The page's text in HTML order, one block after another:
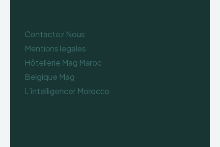
Contactez Nous
Mentions legales
Hôtellerie Mag Maroc
Belgique Mag
L’intelligencer Morocco